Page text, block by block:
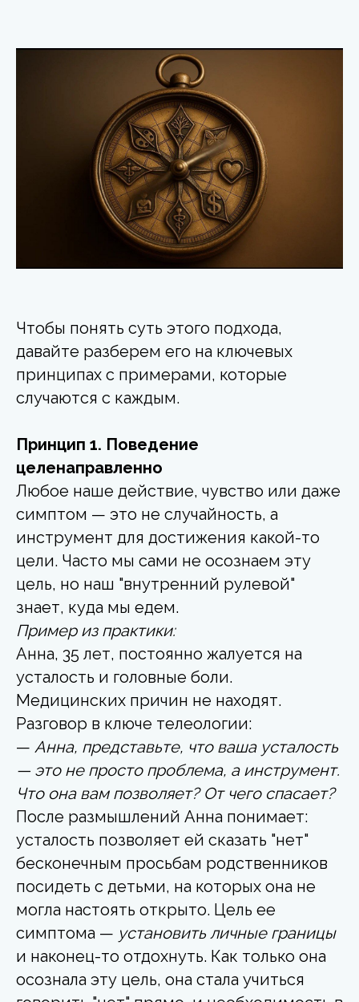
Чтобы понять суть этого подхода,
давайте разберем его на ключевых
принципах с примерами, которые
случаются с каждым.
Принцип 1. Поведение
целенаправленно
Любое наше действие, чувство или даже
симптом — это не случайность, а
инструмент для достижения какой-то
цели. Часто мы сами не осознаем эту
цель, но наш "внутренний рулевой"
знает, куда мы едем.
Пример из практики:
Анна, 35 лет, постоянно жалуется на
усталость и головные боли.
Медицинских причин не находят.
Разговор в ключе телеологии:
— Анна, представьте, что ваша усталость
— это не просто проблема, а инструмент.
Что она вам позволяет? От чего спасает?
После размышлений Анна понимает:
усталость позволяет ей сказать "нет"
бесконечным просьбам родственников
посидеть с детьми, на которых она не
могла настоять открыто. Цель ее
симптома — установить личные границы
и наконец-то отдохнуть. Как только она
осознала эту цель, она стала учиться